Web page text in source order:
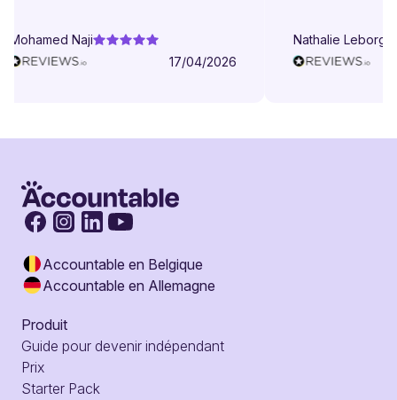
Naji
17/04/2026
Nathalie Leborgne
Accountable en Belgique
Accountable en Allemagne
Produit
Guide pour devenir indépendant
Prix
Starter Pack